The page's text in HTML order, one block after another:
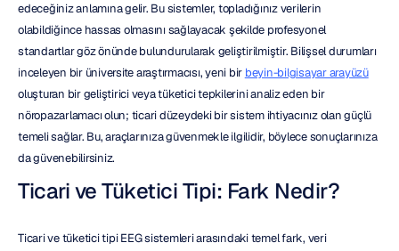
edeceğiniz anlamına gelir. Bu sistemler, topladığınız verilerin
olabildiğince hassas olmasını sağlayacak şekilde profesyonel
standartlar göz önünde bulundurularak geliştirilmiştir. Bilişsel durumları
inceleyen bir üniversite araştırmacısı, yeni bir beyin-bilgisayar arayüzü
oluşturan bir geliştirici veya tüketici tepkilerini analiz eden bir
nöropazarlamacı olun; ticari düzeydeki bir sistem ihtiyacınız olan güçlü
temeli sağlar. Bu, araçlarınıza güvenmekle ilgilidir, böylece sonuçlarınıza
da güvenebilirsiniz.
Ticari ve Tüketici Tipi: Fark Nedir?
Ticari ve tüketici tipi EEG sistemleri arasındaki temel fark, veri